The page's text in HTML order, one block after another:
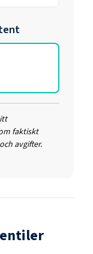
faktiskt
avgifter.